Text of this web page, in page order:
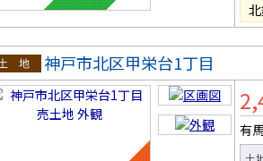
地
神戸市北区甲栄台1丁目
有
土